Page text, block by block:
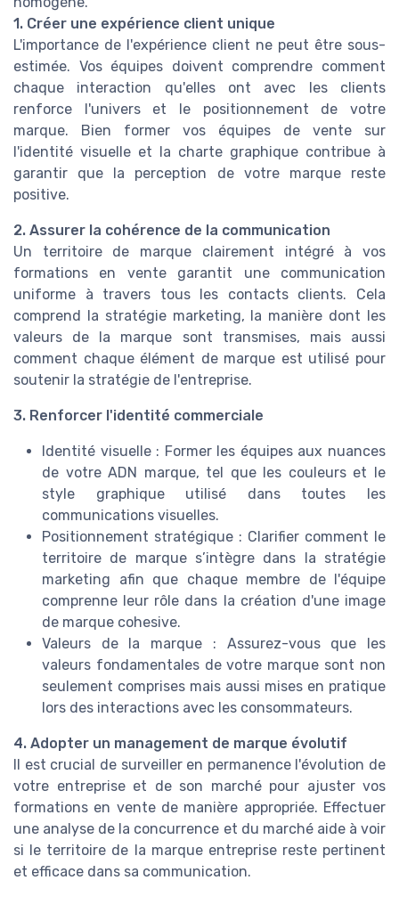
1. Créer une expérience client unique
L'importance de l'expérience client ne peut être sous-
estimée. Vos équipes doivent comprendre comment
chaque interaction qu'elles ont avec les clients
renforce l'univers et le positionnement de votre
marque. Bien former vos équipes de vente sur
l'identité visuelle et la charte graphique contribue à
garantir que la perception de votre marque reste
positive.
2. Assurer la cohérence de la communication
Un territoire de marque clairement intégré à vos
formations en vente garantit une communication
uniforme à travers tous les contacts clients. Cela
comprend la stratégie marketing, la manière dont les
valeurs de la marque sont transmises, mais aussi
comment chaque élément de marque est utilisé pour
soutenir la stratégie de l'entreprise.
3. Renforcer l'identité commerciale
Identité visuelle : Former les équipes aux nuances
de votre ADN marque, tel que les couleurs et le
style graphique utilisé dans toutes les
communications visuelles.
Positionnement stratégique : Clarifier comment le
territoire de marque s’intègre dans la stratégie
marketing afin que chaque membre de l'équipe
comprenne leur rôle dans la création d'une image
de marque cohesive.
Valeurs de la marque : Assurez-vous que les
valeurs fondamentales de votre marque sont non
seulement comprises mais aussi mises en pratique
lors des interactions avec les consommateurs.
4. Adopter un management de marque évolutif
Il est crucial de surveiller en permanence l'évolution de
votre entreprise et de son marché pour ajuster vos
formations en vente de manière appropriée. Effectuer
une analyse de la concurrence et du marché aide à voir
si le territoire de la marque entreprise reste pertinent
et efficace dans sa communication.